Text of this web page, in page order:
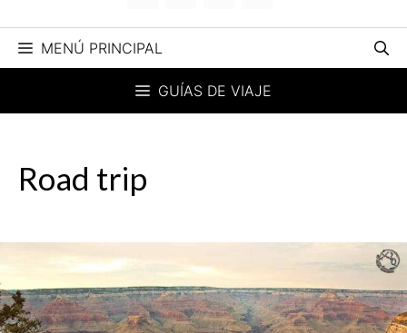
MENÚ PRINCIPAL
GUÍAS DE VIAJE
Road trip